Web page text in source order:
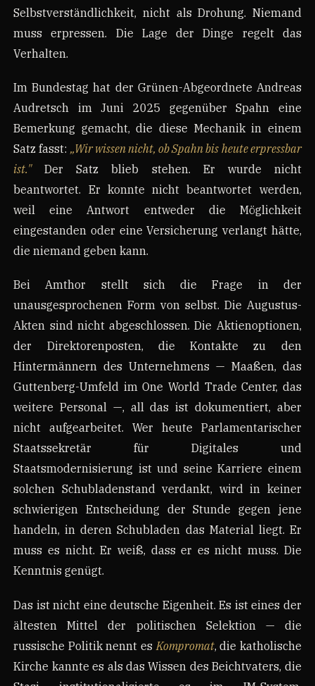
Selbstverständlichkeit, nicht als Drohung. Niemand
muss erpressen. Die Lage der Dinge regelt das
Verhalten.
Im Bundestag hat der Grünen-Abgeordnete Andreas
Audretsch im Juni 2025 gegenüber Spahn eine
Bemerkung gemacht, die diese Mechanik in einem
Satz fasst: „Wir wissen nicht, ob Spahn bis heute erpressbar
ist."Der Satz blieb stehen. Er wurde nicht
beantwortet. Er konnte nicht beantwortet werden,
weil eine Antwort entweder die Möglichkeit
eingestanden oder eine Versicherung verlangt hätte,
die niemand geben kann.
Bei Amthor stellt sich die Frage in der
unausgesprochenen Form von selbst. Die Augustus-
Akten sind nicht abgeschlossen. Die Aktienoptionen,
der Direktorenposten, die Kontakte zu den
Hintermännern des Unternehmens — Maaßen, das
Guttenberg-Umfeld im One World Trade Center, das
weitere Personal —, all das ist dokumentiert, aber
nicht aufgearbeitet. Wer heute Parlamentarischer
Staatssekretär für Digitales und
Staatsmodernisierung ist und seine Karriere einem
solchen Schubladenstand verdankt, wird in keiner
schwierigen Entscheidung der Stunde gegen jene
handeln, in deren Schubladen das Material liegt. Er
muss es nicht. Er weiß, dass er es nicht muss. Die
Kenntnis genügt.
Das ist nicht eine deutsche Eigenheit. Es ist eines der
ältesten Mittel der politischen Selektion — die
russische Politik nennt es Kompromat, die katholische
Kirche kannte es als das Wissen des Beichtvaters, die